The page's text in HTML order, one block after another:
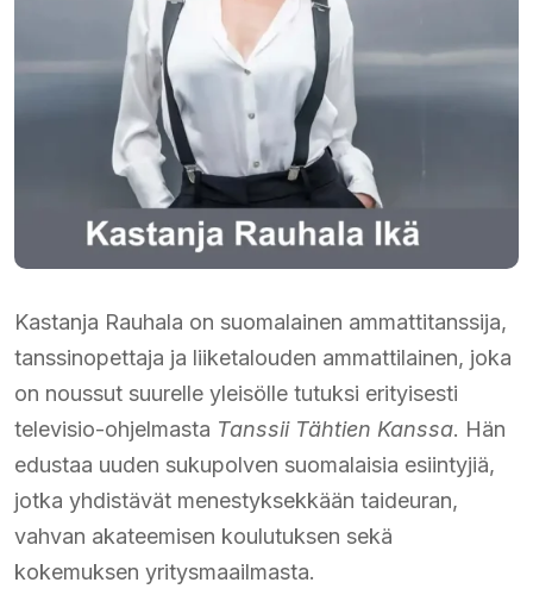
Kastanja Rauhala on suomalainen ammattitanssija,
tanssinopettaja ja liiketalouden ammattilainen, joka
on noussut suurelle yleisölle tutuksi erityisesti
televisio-ohjelmasta Tanssii Tähtien Kanssa. Hän
edustaa uuden sukupolven suomalaisia esiintyjiä,
jotka yhdistävät menestyksekkään taideuran,
vahvan akateemisen koulutuksen sekä
kokemuksen yritysmaailmasta.